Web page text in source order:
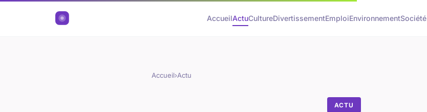
AccueilActuCultureDivertissementEmploiEnvironnementSociété
Accueil›Actu
ACTU